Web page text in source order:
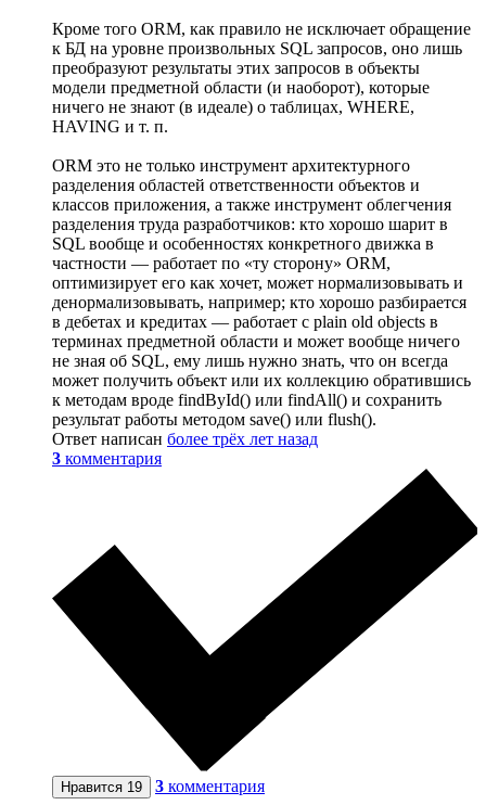
Кроме того ORM, как правило не исключает обращение
к БД на уровне произвольных SQL запросов, оно лишь
преобразуют результаты этих запросов в объекты
модели предметной области (и наоборот), которые
ничего не знают (в идеале) о таблицах, WHERE,
HAVING и т. п.
ORM это не только инструмент архитектурного
разделения областей ответственности объектов и
классов приложения, а также инструмент облегчения
разделения труда разработчиков: кто хорошо шарит в
SQL вообще и особенностях конкретного движка в
частности — работает по «ту сторону» ORM,
оптимизирует его как хочет, может нормализовывать и
денормализовывать, например; кто хорошо разбирается
в дебетах и кредитах — работает с plain old objects в
терминах предметной области и может вообще ничего
не зная об SQL, ему лишь нужно знать, что он всегда
может получить объект или их коллекцию обратившись
к методам вроде findById() или findAll() и сохранить
результат работы методом save() или flush().
Ответ написан более трёх лет назад
3 комментария
Нравится 19 3 комментария